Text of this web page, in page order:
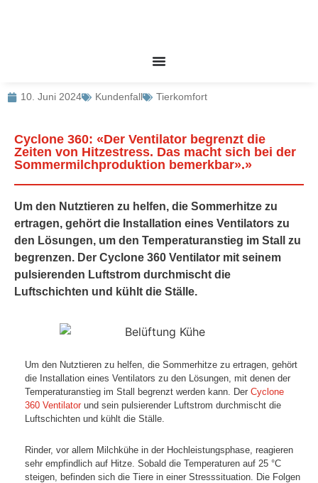
10. Juni 2024 Kundenfall Tierkomfort
Cyclone 360: «Der Ventilator begrenzt die
Zeiten von Hitzestress. Das macht sich bei der
Sommermilchproduktion bemerkbar».»
Um den Nutztieren zu helfen, die Sommerhitze zu
ertragen, gehört die Installation eines Ventilators zu
den Lösungen, um den Temperaturanstieg im Stall zu
begrenzen. Der Cyclone 360 Ventilator mit seinem
pulsierenden Luftstrom durchmischt die
Luftschichten und kühlt die Ställe.
Um den Nutztieren zu helfen, die Sommerhitze zu ertragen, gehört
die Installation eines Ventilators zu den Lösungen, mit denen der
Temperaturanstieg im Stall begrenzt werden kann. Der Cyclone
360 Ventilator und sein pulsierender Luftstrom durchmischt die
Luftschichten und kühlt die Ställe.
Rinder, vor allem Milchkühe in der Hochleistungsphase, reagieren
sehr empfindlich auf Hitze. Sobald die Temperaturen auf 25 °C
steigen, befinden sich die Tiere in einer Stresssituation. Die Folgen